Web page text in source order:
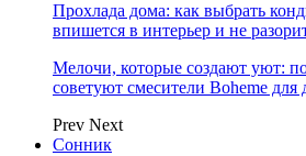
Прохлада дома: как выбрать
впишется в интерьер и не
Мелочи, которые создают уют:
советуют смесители Boheme
Prev Next
Сонник